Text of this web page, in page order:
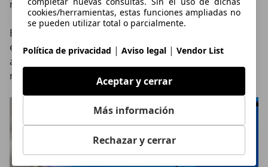
cookies/herramientas, estas funciones ampliadas no
se pueden utilizar total o parcialmente.
Política de privacidad | Aviso legal | Vendor List
Aceptar y cerrar
Más información
Rechazar y cerrar
maniobras urbanas.
El precio del Nissan Qashqai 2021
euros, con un salto de 5.600 euros más para el
acabado intermedio N-Connecta, que será la opción
más vendida, según las previsiones de la marca.